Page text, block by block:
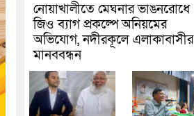
নোয়াখালীতে মেঘনার ভাঙনরোধে
জিও ব্যাগ প্রকল্পে অনিয়মের
অভিযোগ, নদীরকূলে এলাকাবাসীর
মানববন্ধন